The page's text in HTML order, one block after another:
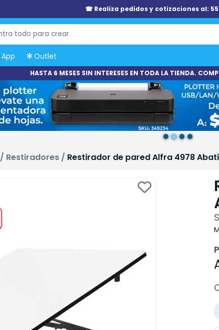
☎ Realiza pedidos y cotizaciones al:
App Outlet
HASTA 6 MESES SIN INTERESES EN TODA LA TIENDA.
/ Restiradores / Restirador de pared Alfra 4978